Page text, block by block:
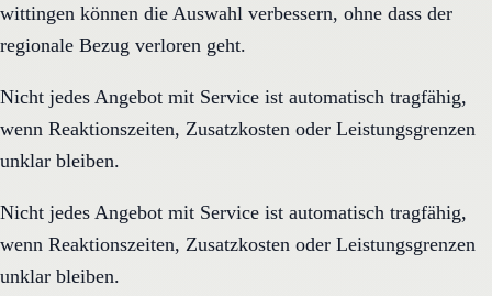
wittingen können die Auswahl verbessern, ohne dass der
regionale Bezug verloren geht.
Nicht jedes Angebot mit Service ist automatisch tragfähig,
wenn Reaktionszeiten, Zusatzkosten oder Leistungsgrenzen
unklar bleiben.
Nicht jedes Angebot mit Service ist automatisch tragfähig,
wenn Reaktionszeiten, Zusatzkosten oder Leistungsgrenzen
unklar bleiben.